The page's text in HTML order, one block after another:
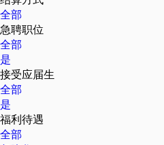
全部
急聘职位
全部
是
接受应届生
全部
是
福利待遇
全部